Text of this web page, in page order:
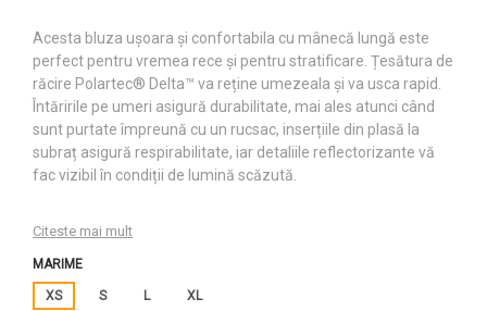
Acesta bluza ușoara și confortabila cu mânecă lungă este
perfect pentru vremea rece și pentru stratificare. Țesătura de
răcire Polartec® Delta™ va reține umezeala și va usca rapid.
Întăririle pe umeri asigură durabilitate, mai ales atunci când
sunt purtate împreună cu un rucsac, inserțiile din plasă la
subraț asigură respirabilitate, iar detaliile reflectorizante vă
fac vizibil în condiții de lumină scăzută.
Citeste mai mult
MARIME
XS S L XL